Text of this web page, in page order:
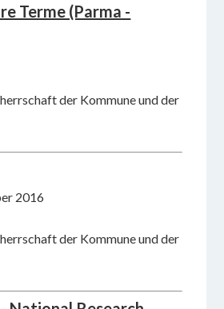
Terme (Parma -
der Kommune und der
2016
der Kommune und der